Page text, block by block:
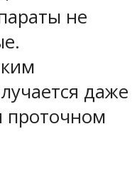
не
даже
проточном